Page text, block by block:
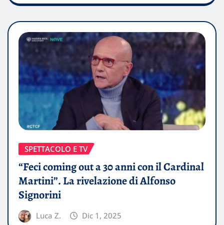
SPETTACOLO E TV
“Feci coming out a 30 anni con il Cardinal
Martini”. La rivelazione di Alfonso
Signorini
Luca Z. Dic 1, 2025